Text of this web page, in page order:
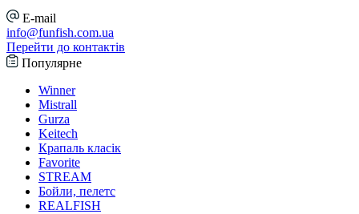
E-mail
info@funfish.com.ua
Перейти до контактів
Популярне
Winner
Mistrall
Gurza
Keitech
Крапаль класік
Favorite
STREAM
Бойли, пелетс
REALFISH